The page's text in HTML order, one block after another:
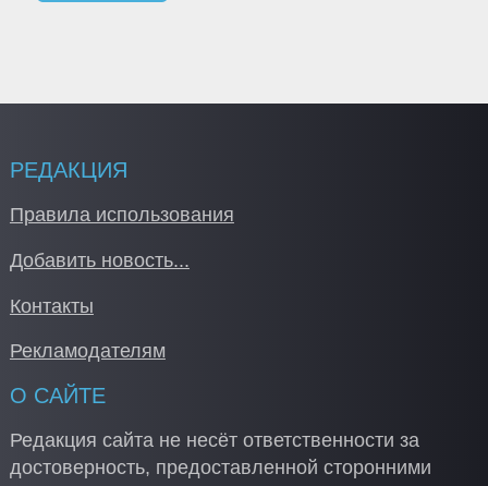
РЕДАКЦИЯ
Правила использования
Добавить новость...
Контакты
Рекламодателям
О САЙТЕ
Редакция сайта не несёт ответственности за
достоверность, предоставленной сторонними